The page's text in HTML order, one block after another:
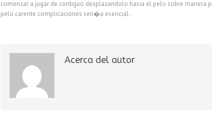
comenzar a jugar de contiguo desplazandolo hacia el pelo sobre manera
pelo carente complicaciones seri�a esencial.
Acerca del autor